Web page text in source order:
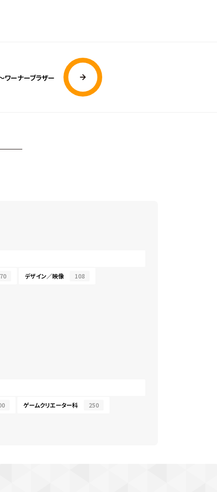
ワーナーブラザー
70 デザイン／映像 108
ゲームクリエーター科 250